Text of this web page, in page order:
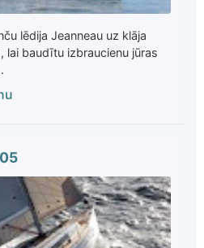
lēdija Jeanneau uz klāja
lai baudītu izbraucienu jūras